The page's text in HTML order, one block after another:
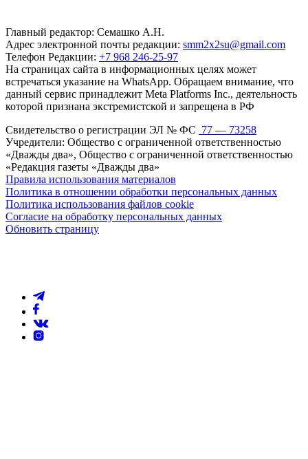
Главный редактор: Семашко А.Н.
Адрес электронной почты редакции: smm2x2su@gmail.com
Телефон Редакции: +7 968 246-25-97
На страницах сайта в информационных целях может
встречаться указание на WhatsApp. Обращаем внимание, что
данный сервис принадлежит Meta Platforms Inc., деятельность
которой признана экстремистской и запрещена в РФ
Свидетельство о регистрации ЭЛ № ФС 77 — 73258
Учредители: Общество с ограниченной ответственностью
«Дважды два», Общество с ограниченной ответственностью
«Редакция газеты «Дважды два»
Правила использования материалов
Политика в отношении обработки персональных данных
Политика использования файлов cookie
Согласие на обработку персональных данных
Обновить страницу